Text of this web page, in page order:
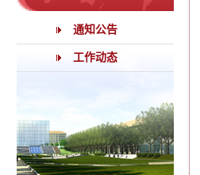
通知公告
工作动态